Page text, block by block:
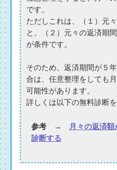
です。
ただしこれは、（１）元
と、（２）元々の返済期
が条件です。
そのため、返済期間が５
合は、任意整理をしても
可能性があります。
詳しくは以下の無料診断
参考 →
月々の返済
診断する